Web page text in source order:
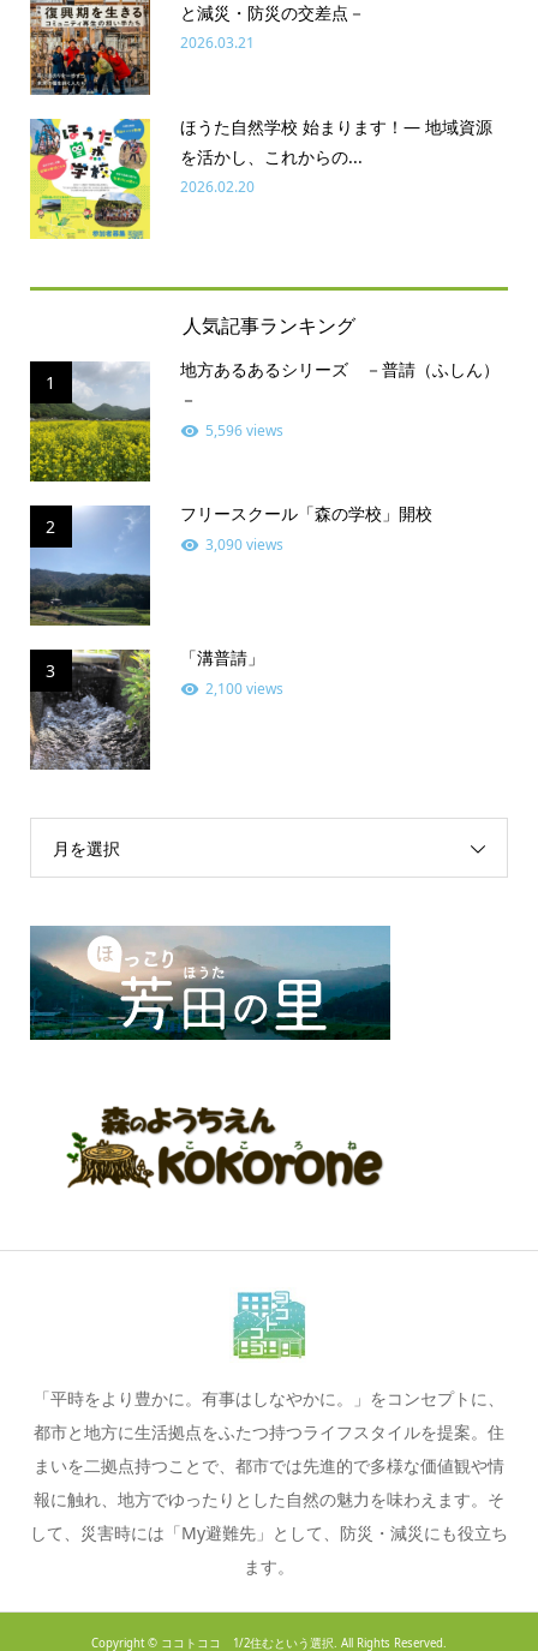
と減災・防災の交差点－
2026.03.21
ほうた自然学校 始まります！― 地域資源
を活かし、これからの...
2026.02.20
人気記事ランキング
1
地方あるあるシリーズ －普請（ふしん）
－
5,596 views
2
フリースクール「森の学校」開校
3,090 views
3
「溝普請」
2,100 views
月を選択
「平時をより豊かに。有事はしなやかに。」をコンセプトに、
都市と地方に生活拠点をふたつ持つライフスタイルを提案。住
まいを二拠点持つことで、都市では先進的で多様な価値観や情
報に触れ、地方でゆったりとした自然の魅力を味わえます。そ
して、災害時には「My避難先」として、防災・減災にも役立ち
ます。
Copyright © ココトココ 1/2住むという選択. All Rights Reserved.